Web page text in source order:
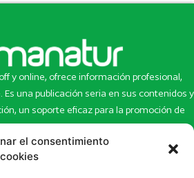
el consentimiento
y online, ofrece información profesional,
una publicación seria en sus contenidos y
un soporte eficaz para la promoción de